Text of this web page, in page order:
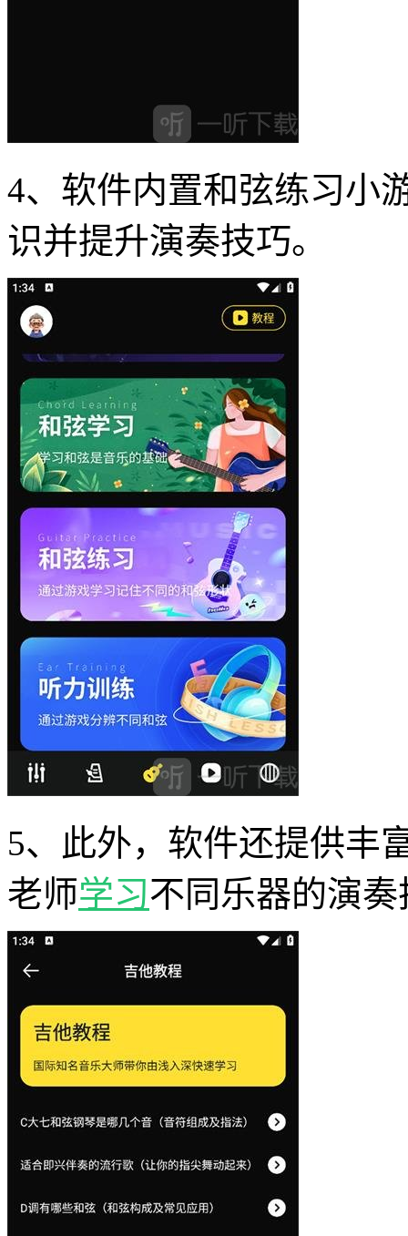
4、软件内置和弦练习小
识并提升演奏技巧。
5、此外，软件还提供丰
老师学习不同乐器的演